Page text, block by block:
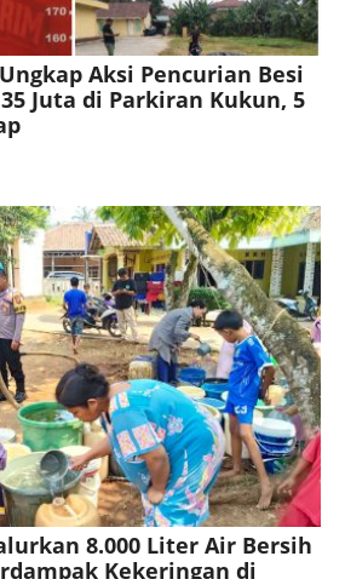
Aksi Pencurian Besi
Juta di Parkiran Kukun, 5
8.000 Liter Air Bersih
Kekeringan di